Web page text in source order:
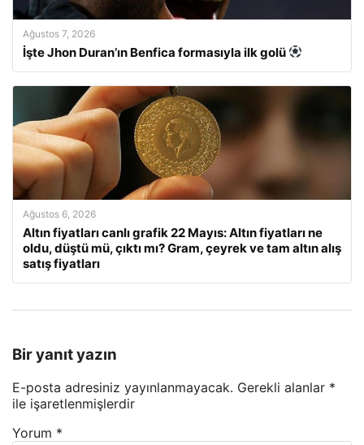
Ağustos 7, 2026
İşte Jhon Duran’ın Benfica formasıyla ilk golü
Ağustos 6, 2026
Altın fiyatları canlı grafik 22 Mayıs: Altın fiyatları ne
oldu, düştü mü, çıktı mı? Gram, çeyrek ve tam altın alış
satış fiyatları
Bir yanıt yazın
E-posta adresiniz yayınlanmayacak. Gerekli alanlar *
ile işaretlenmişlerdir
Yorum *